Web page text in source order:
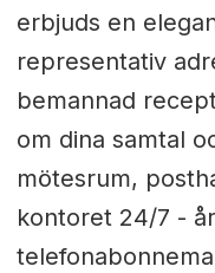
erbjuds en
representativ
bemannad
om dina samtal
mötesrum,
kontoret 24/7 -